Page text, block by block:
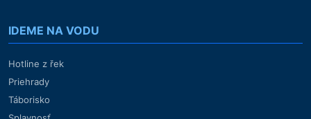
IDEME NA VODU
Hotline z řek
Priehrady
Táborisko